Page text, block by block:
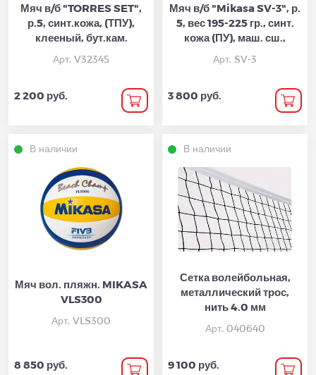
Мяч в/б "TORRES SET",
р.5, синт.кожа, (ТПУ),
клееный, бут.кам.
Арт. V32345
2 200 руб.
Мяч в/б "Mikasa SV-3", р.
5, вес 195-225 гр., синт.
кожа (ПУ), маш. сш.,
Арт. SV-3
3 800 руб.
В наличии
Мяч вол. пляжн. MIKASA
VLS300
Арт. VLS300
8 850 руб.
В наличии
Сетка волейбольная,
металлический трос,
нить 4.0 мм
Арт. 040640
9 100 руб.